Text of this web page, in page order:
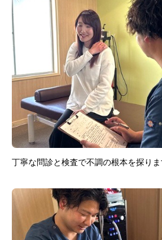
丁寧な問診と検査で不調の根本を探りま